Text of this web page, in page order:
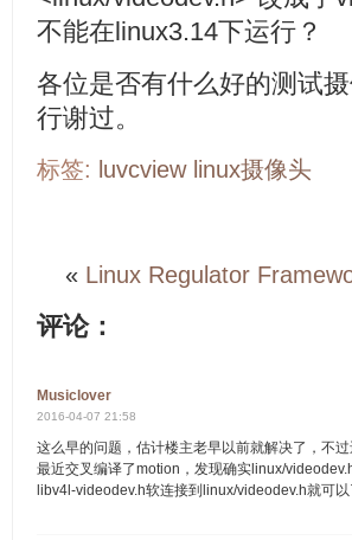
不能在linux3.14下运行？
各位是否有什么好的测试
行谢过。
标签: luvcview linux摄像头
« Linux Regulator
评论：
Musiclover
2016-04-07 21:58
这么早的问题，估计楼主老早以前就解决了，不
最近交叉编译了motion，发现确实linux/
libv4l-videodev.h软连接到linux/videodev.h就可以